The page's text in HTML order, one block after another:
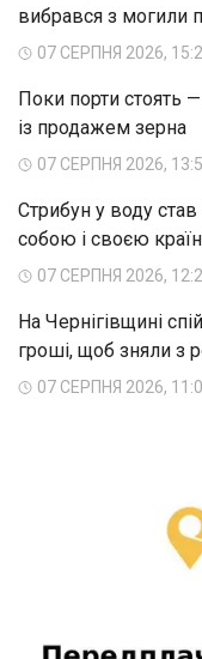
вибрався з могили
07 СЕРПНЯ 2026,
Поки порти стоять —
із продажем зерна
07 СЕРПНЯ 2026,
Стрибун у воду
собою і своєю
07 СЕРПНЯ 2026,
На Чернігівщині
гроші, щоб зняли з
07 СЕРПНЯ 2026,